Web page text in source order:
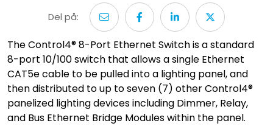
Del på:
The Control4® 8-Port Ethernet Switch is a standard
8-port 10/100 switch that allows a single Ethernet
CAT5e cable to be pulled into a lighting panel, and
then distributed to up to seven (7) other Control4®
panelized lighting devices including Dimmer, Relay,
and Bus Ethernet Bridge Modules within the panel.